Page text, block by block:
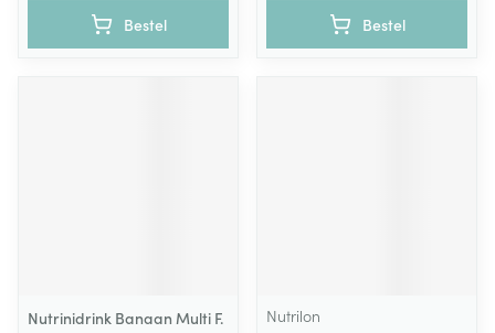
Bestel Bestel
Nutrinidrink Banaan Multi F.
Nutrilon